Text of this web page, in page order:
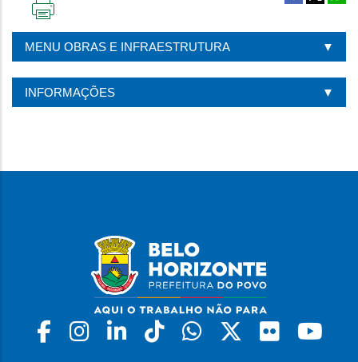
PÁGINA
MENU OBRAS E INFRAESTRUTURA
INFORMAÇÕES
Facebook
Instagram
LinkedinTiktokWhatsapp
X Flickr